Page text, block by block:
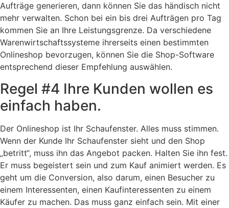
Aufträge generieren, dann können Sie das händisch nicht
mehr verwalten. Schon bei ein bis drei Aufträgen pro Tag
kommen Sie an Ihre Leistungsgrenze. Da verschiedene
Warenwirtschaftssysteme ihrerseits einen bestimmten
Onlineshop bevorzugen, können Sie die Shop-Software
entsprechend dieser Empfehlung auswählen.
Regel #4 Ihre Kunden wollen es
einfach haben.
Der Onlineshop ist Ihr Schaufenster. Alles muss stimmen.
Wenn der Kunde Ihr Schaufenster sieht und den Shop
„betritt“, muss ihn das Angebot packen. Halten Sie ihn fest.
Er muss begeistert sein und zum Kauf animiert werden. Es
geht um die Conversion, also darum, einen Besucher zu
einem Interessenten, einen Kaufinteressenten zu einem
Käufer zu machen. Das muss ganz einfach sein. Mit einer